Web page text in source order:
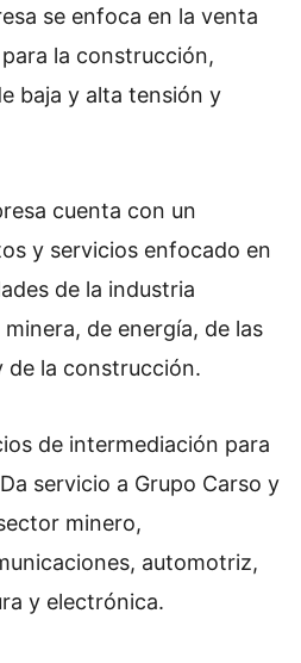
se enfoca en la venta
la construcción,
baja y alta tensión y
cuenta con un
y servicios enfocado en
de la industria
de energía, de las
de la construcción.
de intermediación para
servicio a Grupo Carso y
minero,
automotriz,
y electrónica.